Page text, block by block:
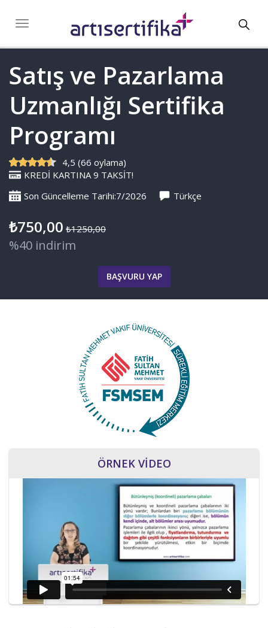
Toggle
Satış ve Pazarlama
Uzmanlığı Sertifika
Programı
4,5 (66 oylama)
KREDİ KARTINA 9 TAKSİT!
Son Güncelleme Tarihi:7/2026
Türkçe
₺750,00 ₺1250,00
%40 indirim
BAŞVURU YAP
ÖRNEK VİDEO